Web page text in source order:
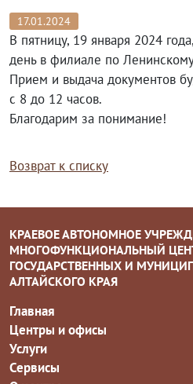
17.01.2024
В пятницу, 19 января 2024
день в филиале по
Прием и выдача документов
с 8 до 12 часов.
Благодарим за понимание!
Возврат к списку
КРАЕВОЕ АВТОНОМНОЕ
МНОГОФУНКЦИОНАЛЬНЫЙ
ГОСУДАРСТВЕННЫХ И
АЛТАЙСКОГО КРАЯ
Главная
Центры и офисы
Услуги
Сервисы